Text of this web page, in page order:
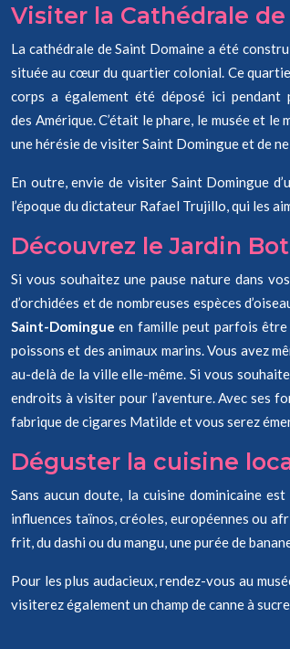
Visiter la Cathédrale
La cathédrale de Saint Domaine a été
située au cœur du quartier colonial. Ce
corps a également été déposé ici
des Amérique. C’était le phare, le musée et
une hérésie de visiter Saint Domingue et de
En outre, envie de visiter Saint Domingue
l’époque du dictateur Rafael Trujillo, qui les
Découvrez le Jardin
Si vous souhaitez une pause nature dans
d’orchidées et de nombreuses espèces
Saint-Domingue en famille peut parfois être
poissons et des animaux marins. Vous avez
au-delà de la ville elle-même. Si vous
endroits à visiter pour l’aventure. Avec ses
fabrique de cigares Matilde et vous serez
Déguster la cuisine
Sans aucun doute, la cuisine dominicaine
influences taïnos, créoles, européennes ou
frit, du dashi ou du mangu, une purée de
Pour les plus audacieux, rendez-vous au
visiterez également un champ de canne à